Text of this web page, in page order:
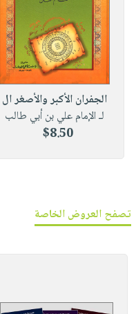
الجفران الأكبر والأصغر ال
لـ الإمام علي بن أبي طالب
$8.50
تصفح العروض الخاصة